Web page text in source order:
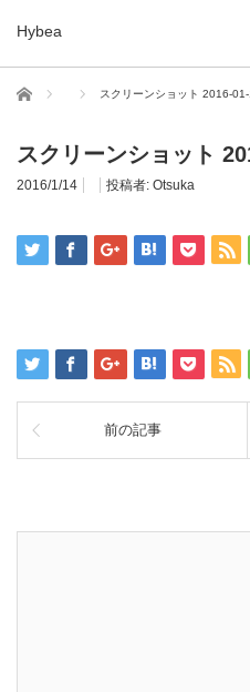
Hybea
ホーム スクリーンショット 2016-
スクリーンショット
2016/1/14 投稿者: Otsuka
前の記事